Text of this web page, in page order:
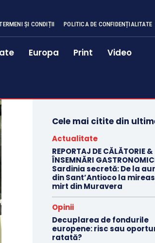
ȘI CONDIȚII POLITICA DE CONFIDENȚIALITATE
Europa Print Video
Cele mai citite din
Actualitate
REPORTAJ DE CĂLĂTORIE &
ÎNSEMNĂRI
Sardinia secretă: De la
din Sant’Antioco la
mirt din Muravera
Opinii
Decuplarea de fondurile
europene: risc sau
ratată?